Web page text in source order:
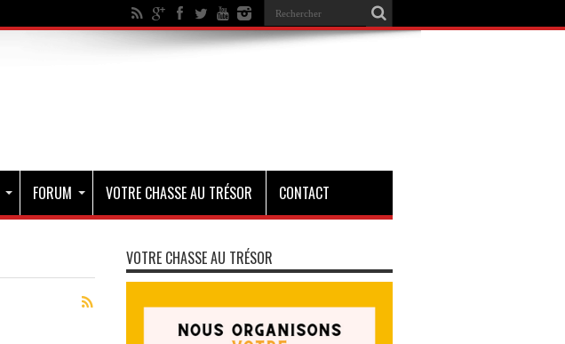
FORUM VOTRE CHASSE AU TRÉSOR CONTACT
VOTRE CHASSE AU TRÉSOR